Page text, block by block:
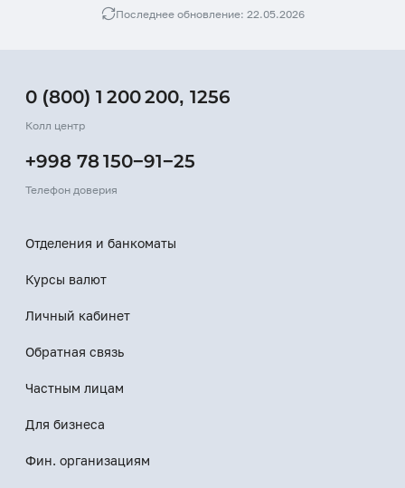
Последнее обновление: 22.05.2026
0 (800) 1 200 200, 1256
Колл центр
+998 78 150−91−25
Телефон доверия
Отделения и банкоматы
Курсы валют
Личный кабинет
Обратная связь
Частным лицам
Для бизнеса
Фин. организациям